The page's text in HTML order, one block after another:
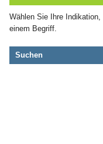
Wählen Sie Ihre
einem Begriff.
Suchen